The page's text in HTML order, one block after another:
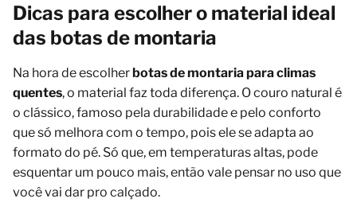
Dicas para escolher o material ideal
das botas de montaria
Na hora de escolherbotas de montaria para climas
quentes, o material faz toda diferença. O couro natural é
o clássico, famoso pela durabilidade e pelo conforto
que só melhora com o tempo, pois ele se adapta ao
formato do pé. Só que, em temperaturas altas, pode
esquentar um pouco mais, então vale pensar no uso que
você vai dar pro calçado.